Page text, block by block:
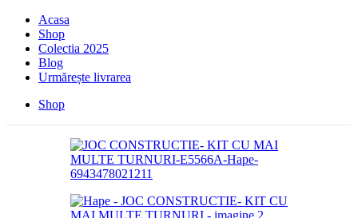
Acasa
Shop
Colectia 2025
Blog
Urmărește livrarea
Shop